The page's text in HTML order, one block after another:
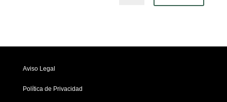
Aviso Legal
Política de Privacidad